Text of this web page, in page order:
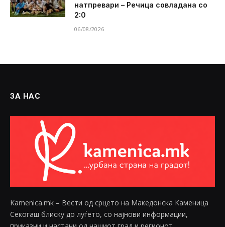
натпревари – Речица совладана со
2:0
06/08/2026
ЗА НАС
Kamenica.mk – Вести од срцето на Македонска Каменица
Секогаш блиску до луѓето, со најнови информации,